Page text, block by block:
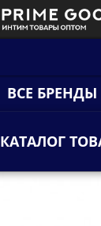
ВСЕ БРЕНДЫ
КАТАЛОГ